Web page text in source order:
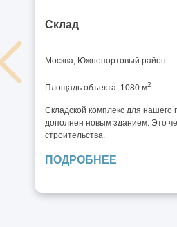
Склад
Москва, Южнопортовый район
Площадь объекта: 1080 м2
Складской комплекс для нашего
дополнен новым зданием. Это
строительства.
ПОДРОБНЕЕ